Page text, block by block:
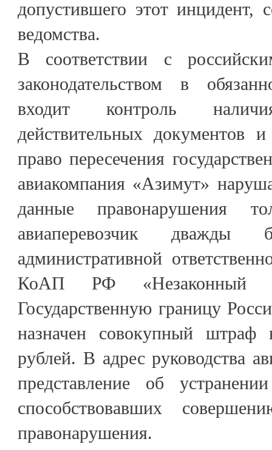
допустившего этот инцидент,
ведомства.
В соответствии с
законодательством в
входит контроль
действительных документов
право пересечения
авиакомпания «Азимут»
данные правонарушения
авиаперевозчик
административной
КоАП РФ «Незаконный
Государственную границу
назначен совокупный
рублей. В адрес руководства
представление об
способствовавших
правонарушения.